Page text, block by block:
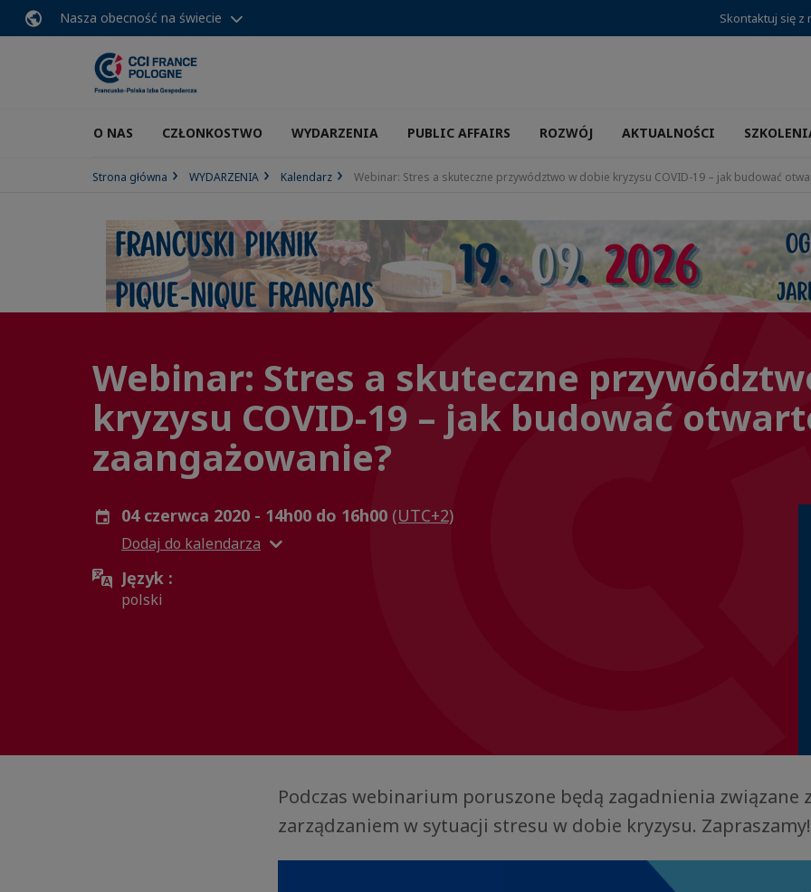
Nasza obecność na świecie Skontaktuj się z
O NAS CZŁONKOSTWO WYDARZENIA PUBLIC AFFAIRS ROZWÓJ AKTUALNOŚCI
Strona główna WYDARZENIA Kalendarz Webinar: Stres a skuteczne przywództwo w dobie kryzysu COVID-19 – jak budować
Webinar: Stres a skuteczne
kryzysu COVID-19 – jak budować
zaangażowanie?
04 czerwca 2020 - 14h00 do 16h00 (UTC+2)
Dodaj do kalendarza
Język :
polski
Podczas webinarium poruszone będą zagadnienia związane
zarządzaniem w sytuacji stresu w dobie kryzysu. Zapraszamy!